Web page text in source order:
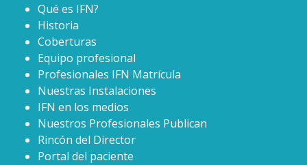
Qué es IFN?
Historia
Coberturas
Equipo profesional
Profesionales IFN Matrícula
Nuestras Instalaciones
IFN en los medios
Nuestros Profesionales Publican
Rincón del Director
Portal del paciente